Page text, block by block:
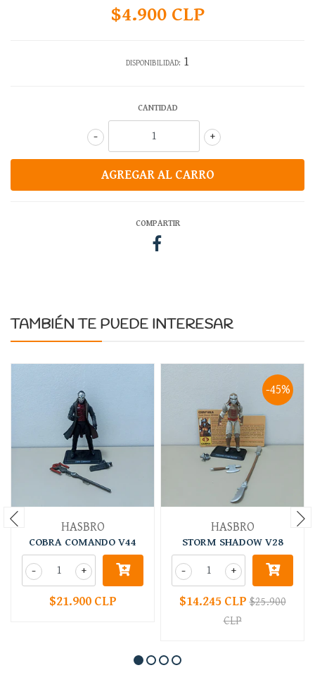
$4.900 CLP
DISPONIBILIDAD: 1
CANTIDAD
+
-
COMPARTIR
TAMBIÉN TE PUEDE INTERESAR
HASBRO
COBRA COMANDO V44
+
-
$21.900 CLP
-45%
HASBRO
STORM SHADOW V28
+
-
$14.245 CLP$25.900
CLP